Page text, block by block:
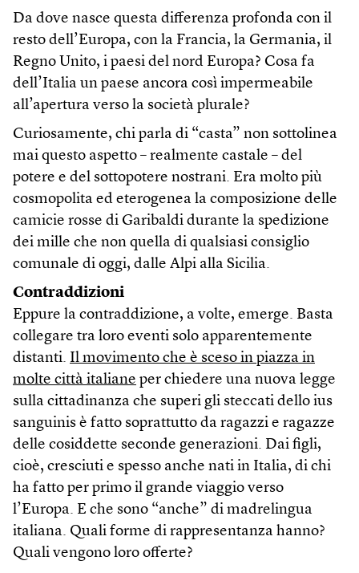
Da dove nasce questa differenza profonda con il
resto dell’Europa, con la Francia, la Germania, il
Regno Unito, i paesi del nord Europa? Cosa fa
dell’Italia un paese ancora così impermeabile
all’apertura verso la società plurale?
Curiosamente, chi parla di “casta” non sottolinea
mai questo aspetto – realmente castale – del
potere e del sottopotere nostrani. Era molto più
cosmopolita ed eterogenea la composizione delle
camicie rosse di Garibaldi durante la spedizione
dei mille che non quella di qualsiasi consiglio
comunale di oggi, dalle Alpi alla Sicilia.
Contraddizioni
Eppure la contraddizione, a volte, emerge. Basta
collegare tra loro eventi solo apparentemente
distanti. Il movimento che è sceso in piazza in
molte città italiane per chiedere una nuova legge
sulla cittadinanza che superi gli steccati dello ius
sanguinis è fatto soprattutto da ragazzi e ragazze
delle cosiddette seconde generazioni. Dai figli,
cioè, cresciuti e spesso anche nati in Italia, di chi
ha fatto per primo il grande viaggio verso
l’Europa. E che sono “anche” di madrelingua
italiana. Quali forme di rappresentanza hanno?
Quali vengono loro offerte?